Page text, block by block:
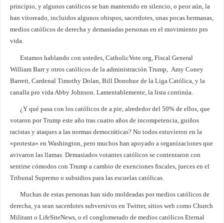
principio, y algunos católicos se han mantenido en silencio, o peor aún, la
han vitoreado, incluidos algunos obispos, sacerdotes, unas pocas hermanas,
medios católicos de derecha y demasiadas personas en el movimiento pro
vida.
Estamos hablando con ustedes, CatholicVote.org, Fiscal General
William Barr y otros católicos de la administración Trump, Amy Coney
Barrett, Cardenal Timothy Dolan, Bill Donohue de la Liga Católica, y la
canalla pro vida Abby Johnson. Lamentablemente, la lista continúa.
¿Y qué pasa con los católicos de a pie, alrededor del 50% de ellos, que
votaron por Trump este año tras cuatro años de incompetencia, guiños
racistas y ataques a las normas democráticas? No todos estuvieron en la
«protesta» en Washington, pero muchos han apoyado a organizaciones que
avivaron las llamas. Demasiados votantes católicos se contentaron con
sentirse cómodos con Trump a cambio de exenciones fiscales, jueces en el
Tribunal Supremo o subsidios para las escuelas católicas.
Muchas de estas personas han sido moldeadas por medios católicos de
derecha, ya sean sacerdotes subversivos en Twitter, sitios web como Church
Militant o LifeSiteNews, o el conglomerado de medios católicos Eternal